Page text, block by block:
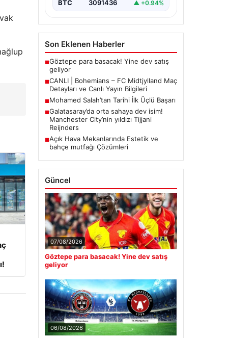
BTC 3091436 ▲ +0.94%
Son Eklenen Haberler
■Göztepe para basacak! Yine dev satış
geliyor
■CANLI | Bohemians – FC Midtjylland Maç
Detayları ve Canlı Yayın Bilgileri
■Mohamed Salah’tan Tarihi İlk Üçlü Başarı
■Galatasaray’da orta sahaya dev isim!
Manchester City’nin yıldızı Tijjani
Reijnders
■Açık Hava Mekanlarında Estetik ve
bahçe mutfağı Çözümleri
Güncel
07/08/2026
Göztepe para basacak! Yine dev satış
geliyor
06/08/2026